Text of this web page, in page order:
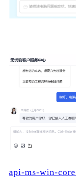
api-ms-win-